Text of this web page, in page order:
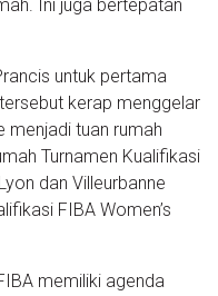
Ini juga bertepatan
untuk pertama
kerap menggelar
menjadi tuan rumah
Turnamen Kualifikasi
dan Villeurbanne
FIBA Women’s
memiliki agenda